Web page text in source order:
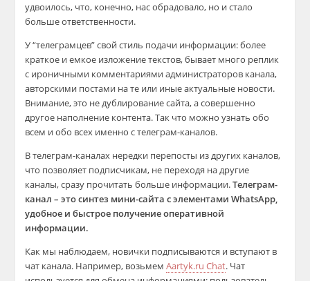
удвоилось, что, конечно, нас обрадовало, но и стало
больше ответственности.
У “телеграмцев” свой стиль подачи информации: более
краткое и емкое изложение текстов, бывает много реплик
с ироничными комментариями администраторов канала,
авторскими постами на те или иные актуальные новости.
Внимание, это не дублирование сайта, а совершенно
другое наполнение контента. Так что можно узнать обо
всем и обо всех именно с телеграм-каналов.
В телеграм-каналах нередки перепосты из других каналов,
что позволяет подписчикам, не переходя на другие
каналы, сразу прочитать больше информации.Телеграм-
канал – это синтез мини-сайта с элементами WhatsApp,
удобное и быстрое получение оперативной
информации.
Как мы наблюдаем, новички подписываются и вступают в
чат канала. Например, возьмемAartyk.ru Chat. Чат